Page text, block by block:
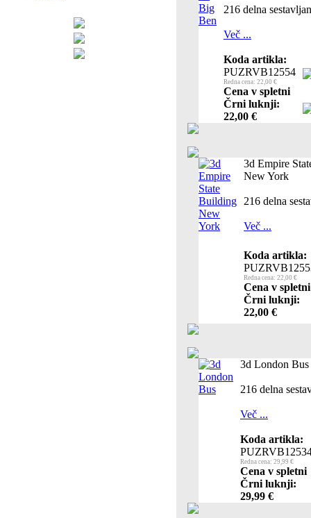
216 delna
Več ...
Koda artikla:
PUZRVB12554
Redna cena: 22,00 €
Cena v spletni
Črni luknji:
22,00 €
3d Empire
New York
216 delna
Več ...
Koda artikla:
Redna cena: 22,00 €
Cena v spletni
Črni luknji:
22,00 €
3d London Bus
216 delna
Več ...
Koda artikla:
Redna cena: 29,99 €
Cena v spletni
Črni luknji:
29,99 €